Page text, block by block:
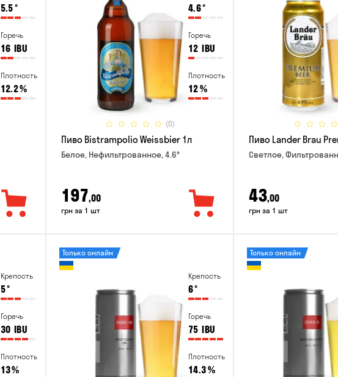
5.5°
Горечь
16 IBU
Плотность
12.2%
4.6°
Горечь
12 IBU
Плотность
12%
(0)
Пиво Bistrampolio Weissbier 1л
Белое, Нефильтрованное, 4.6°
197,00
грн за 1 шт
Пиво Lander Brau
Светлое,
43,00
грн за 1 шт
Крепость
5°
Горечь
30 IBU
Плотность
13%
Крепость
6°
Горечь
75 IBU
Плотность
14.3%
Только онлайн Только онлайн